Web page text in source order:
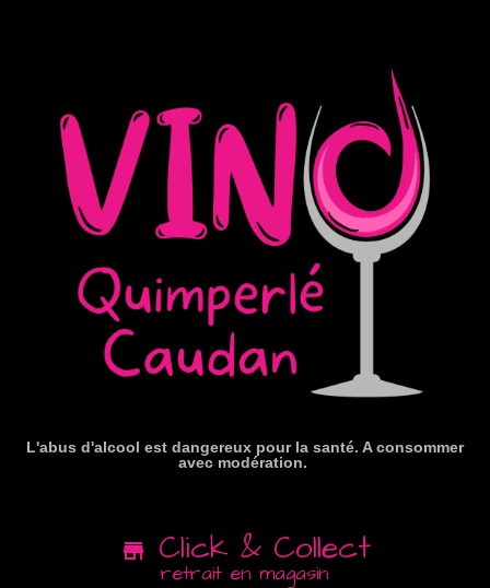
L'abus d'alcool est dangereux pour la santé. A consommer
avec modération.
Click & Collect
retrait en magasin